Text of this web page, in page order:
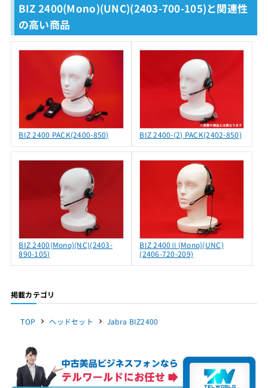
BIZ 2400(Mono)(UNC)(2403-700-105)と関連性
の高い商品
BIZ 2400 PACK(2400-850) BIZ 2400-(2) PACK(2402-850)
BIZ 2400(Mono)(NC)(2403-
890-105)
BIZ 2400Ⅱ(Mono)(UNC)
(2406-720-209)
掲載カテゴリ
TOP ヘッドセット Jabra BIZ2400